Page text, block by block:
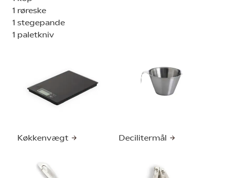
1 røreske
1 stegepande
1 paletkniv
Køkkenvægt Decilitermål